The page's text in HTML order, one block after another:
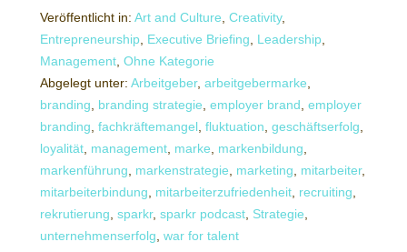
Veröffentlicht in: Art and Culture Creativity,
Entrepreneurship Executive Briefing Leadership
Management Ohne Kategorie
Abgelegt unter: Arbeitgeber, arbeitgebermarke
branding
branding strategie employer brand employer
branding fachkräftemangel fluktuation geschäftserfolg
loyalität management marke markenbildung
markenführung
markenstrategie marketing mitarbeiter,
mitarbeiterbindung
mitarbeiterzufriedenheit recruiting
rekrutierung sparkr, sparkr podcast Strategie
unternehmenserfolg war for talent